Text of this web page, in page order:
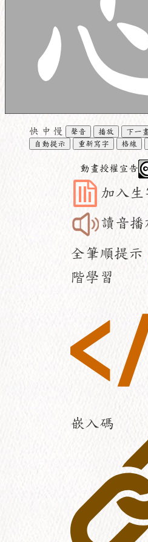
快 中 慢 聲音 播放 下一
自動提示
重新寫字 格線
動畫授權宣告
加入生
讀音播
全筆順提示
階學習
嵌入碼